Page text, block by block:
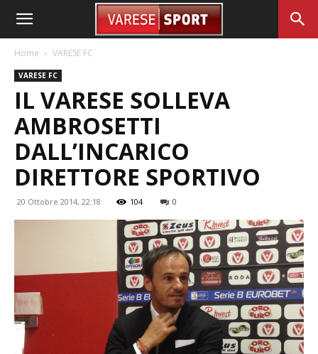
Home VARESE FC
VARESE FC
IL VARESE SOLLEVA
AMBROSETTI
DALL’INCARICO
DIRETTORE SPORTIVO
20 Ottobre 2014, 22:18 104 0